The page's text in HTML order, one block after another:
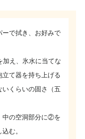
で拭き、お好みで
え、氷水に当てな
て器を持ち上げる
くらいの固さ（五
中の空洞部分に②を
む。